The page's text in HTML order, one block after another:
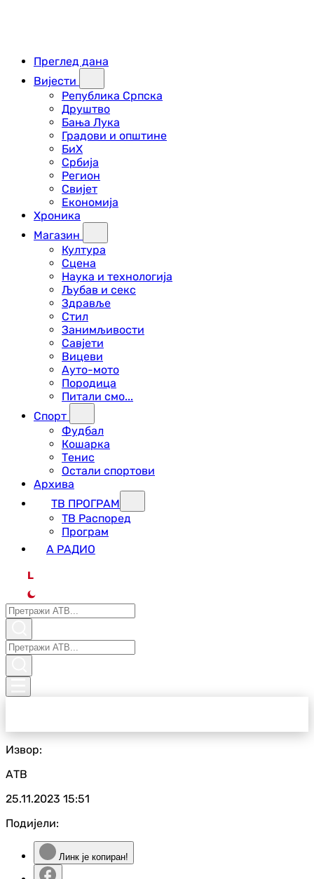
Преглед дана
Вијести
Република Српска
Друштво
Бања Лука
Градови и општине
БиХ
Србија
Регион
Свијет
Економија
Хроника
Магазин
Култура
Сцена
Наука и технологија
Љубав и секс
Здравље
Стил
Занимљивости
Савјети
Вицеви
Ауто-мото
Породица
Питали смо...
Спорт
Фудбал
Кошарка
Тенис
Остали спортови
Архива
ТВ ПРОГРАМ
ТВ Распоред
Програм
А РАДИО
L
Извор:
АТВ
25.11.2023 15:51
Подијели:
Линк је копиран!